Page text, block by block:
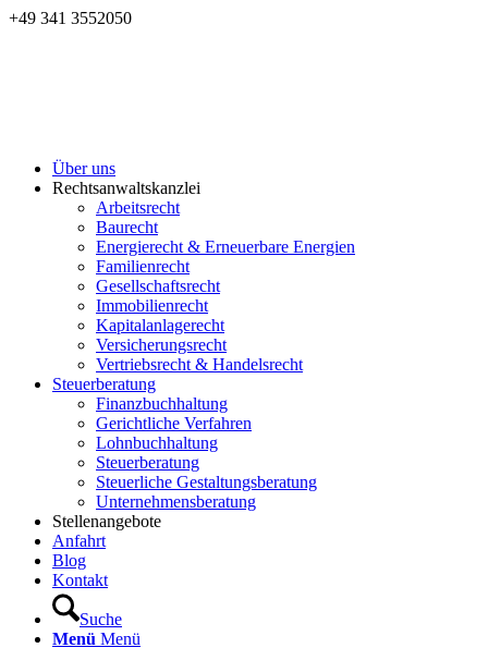
+49 341 3552050
Über uns
Rechtsanwaltskanzlei
Arbeitsrecht
Baurecht
Energierecht & Erneuerbare Energien
Familienrecht
Gesellschaftsrecht
Immobilienrecht
Kapitalanlagerecht
Versicherungsrecht
Vertriebsrecht & Handelsrecht
Steuerberatung
Finanzbuchhaltung
Gerichtliche Verfahren
Lohnbuchhaltung
Steuerberatung
Steuerliche Gestaltungsberatung
Unternehmensberatung
Stellenangebote
Anfahrt
Blog
Kontakt
Suche
Menü Menü